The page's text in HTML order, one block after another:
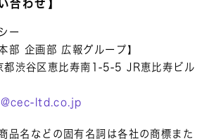
合わせ】
ー
部 企画部 広報グループ】
渋谷区恵比寿南1-5-5 JR恵比寿ビル
ltd.co.jp
品名などの固有名詞は各社の商標また